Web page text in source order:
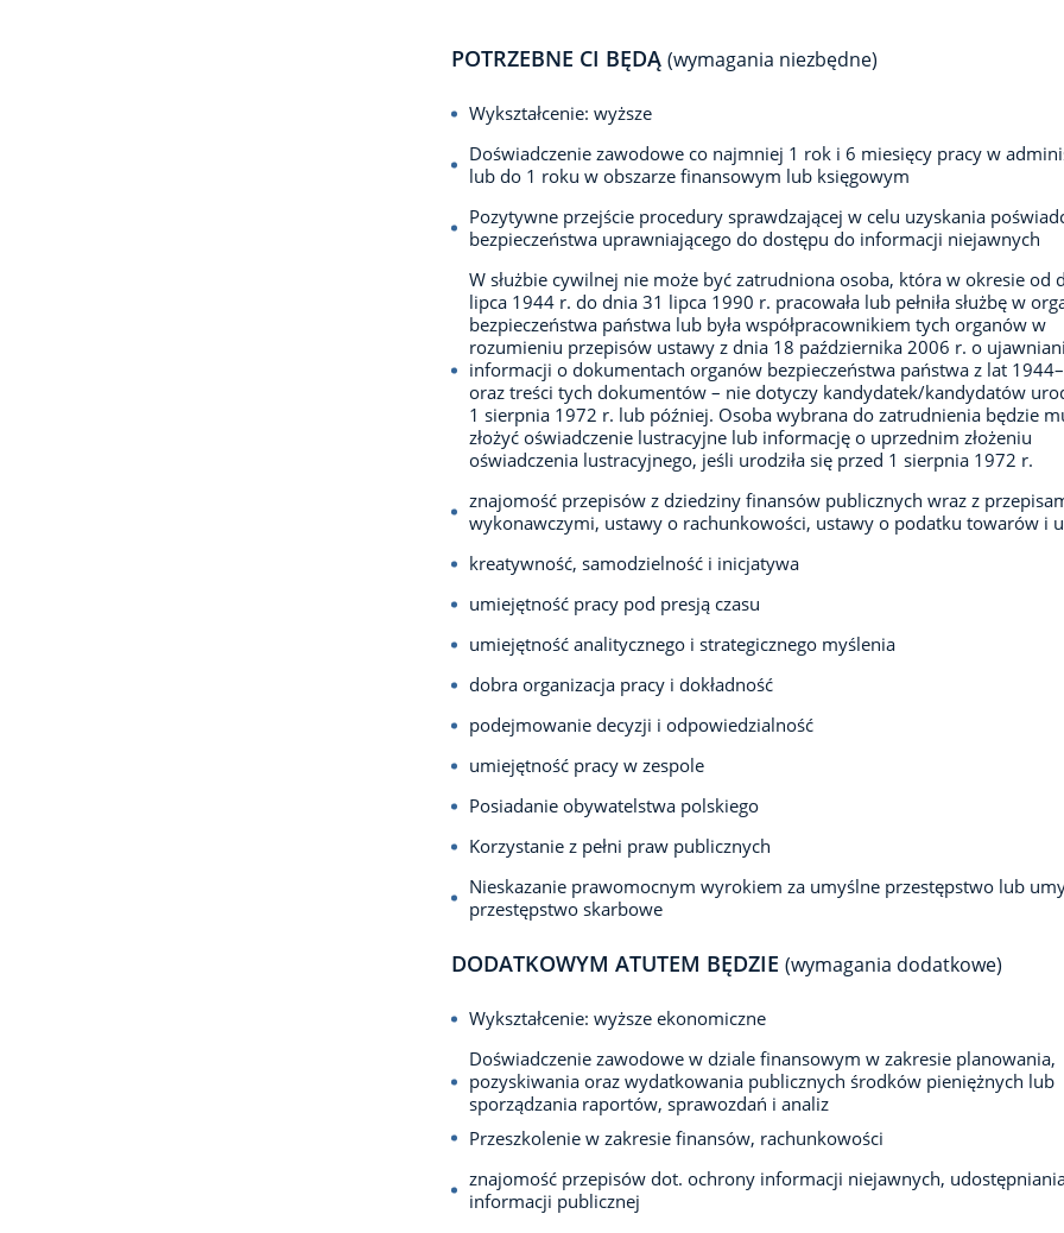
POTRZEBNE CI BĘDĄ (wymagania niezbędne)
Wykształcenie: wyższe
Doświadczenie zawodowe co najmniej 1 rok i 6 miesięcy pracy w
lub do 1 roku w obszarze finansowym lub księgowym
Pozytywne przejście procedury sprawdzającej w celu uzyskania
bezpieczeństwa uprawniającego do dostępu do informacji niejawnych
W służbie cywilnej nie może być zatrudniona osoba, która w okresie od
lipca 1944 r. do dnia 31 lipca 1990 r. pracowała lub pełniła służbę w
bezpieczeństwa państwa lub była współpracownikiem tych organów w
rozumieniu przepisów ustawy z dnia 18 października 2006 r. o
informacji o dokumentach organów bezpieczeństwa państwa z lat
oraz treści tych dokumentów – nie dotyczy kandydatek/kandydatów
1 sierpnia 1972 r. lub później. Osoba wybrana do zatrudnienia będzie
złożyć oświadczenie lustracyjne lub informację o uprzednim złożeniu
oświadczenia lustracyjnego, jeśli urodziła się przed 1 sierpnia 1972 r.
znajomość przepisów z dziedziny finansów publicznych wraz z
wykonawczymi, ustawy o rachunkowości, ustawy o podatku towarów i
kreatywność, samodzielność i inicjatywa
umiejętność pracy pod presją czasu
umiejętność analitycznego i strategicznego myślenia
dobra organizacja pracy i dokładność
podejmowanie decyzji i odpowiedzialność
umiejętność pracy w zespole
Posiadanie obywatelstwa polskiego
Korzystanie z pełni praw publicznych
Nieskazanie prawomocnym wyrokiem za umyślne przestępstwo lub
przestępstwo skarbowe
DODATKOWYM ATUTEM BĘDZIE (wymagania dodatkowe)
Wykształcenie: wyższe ekonomiczne
Doświadczenie zawodowe w dziale finansowym w zakresie planowania,
pozyskiwania oraz wydatkowania publicznych środków pieniężnych lub
sporządzania raportów, sprawozdań i analiz
Przeszkolenie w zakresie finansów, rachunkowości
znajomość przepisów dot. ochrony informacji niejawnych,
informacji publicznej